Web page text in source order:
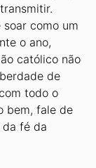
soar como um
o ano,
católico não
de
todo o
bem, fale de
da fé da